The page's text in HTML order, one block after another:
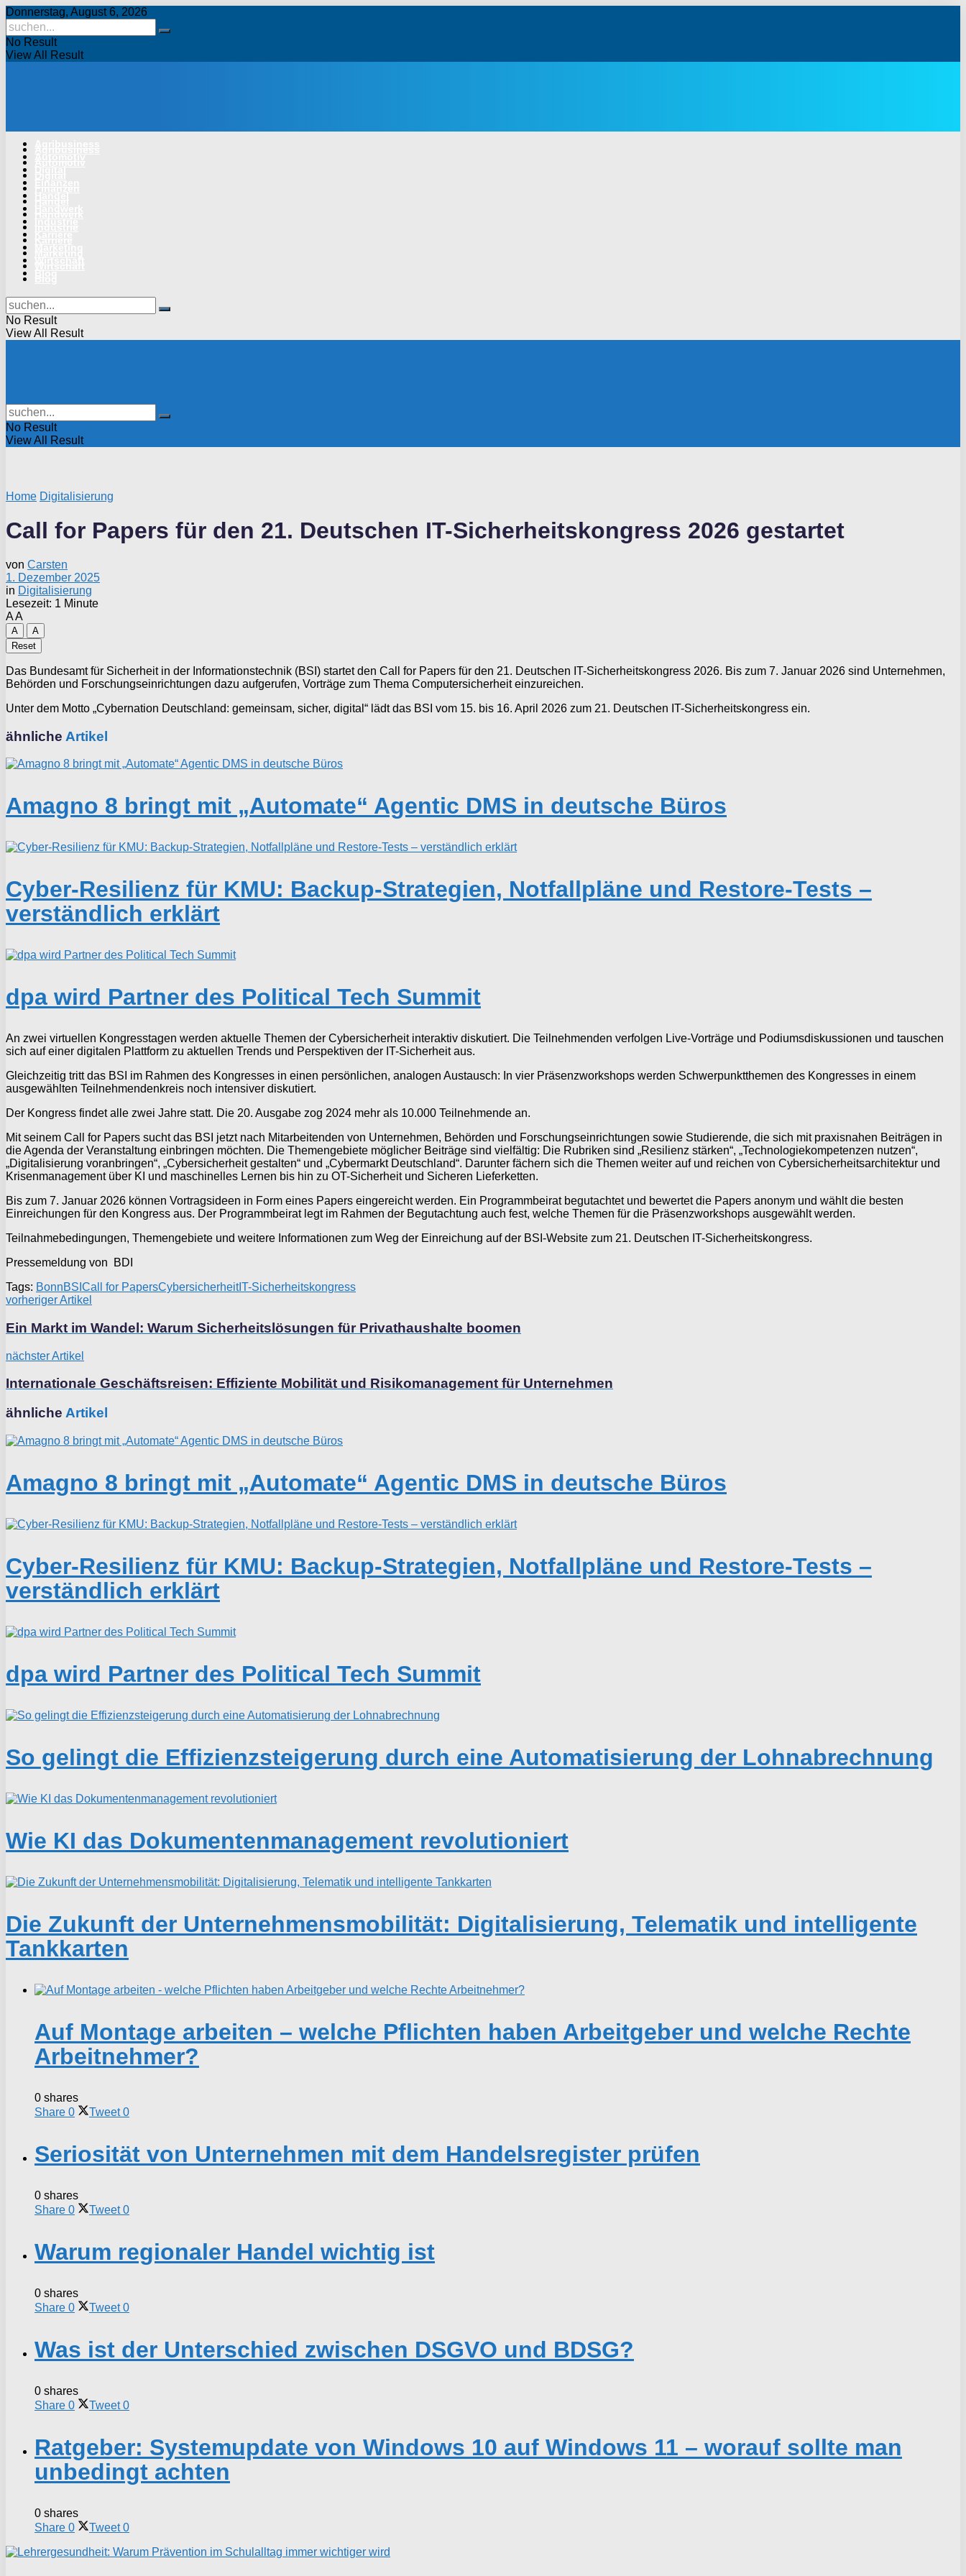
Donnerstag, August 6, 2026
No Result
View All Result
No Result
View All Result
No Result
View All Result
Home Digitalisierung
Call for Papers für den 21. Deutschen IT-Sicherheitskongress 2026 gestartet
von Carsten
1. Dezember 2025
in Digitalisierung
Lesezeit: 1 Minute
AA
A
A
Reset
Das Bundesamt für Sicherheit in der Informationstechnik (BSI) startet den Call for Papers für den 21. Deutschen IT-Sicherheitskongress 2026. Bis zum 7. Januar 2026 sind Unternehmen,
Behörden und Forschungseinrichtungen dazu aufgerufen, Vorträge zum Thema Computersicherheit einzureichen.
Unter dem Motto „Cybernation Deutschland: gemeinsam, sicher, digital“ lädt das BSI vom 15. bis 16. April 2026 zum 21. Deutschen IT-Sicherheitskongress ein.
ähnliche Artikel
Amagno 8 bringt mit „Automate“ Agentic DMS in deutsche Büros
Cyber-Resilienz für KMU: Backup-Strategien, Notfallpläne und Restore-Tests –
verständlich erklärt
dpa wird Partner des Political Tech Summit
An zwei virtuellen Kongresstagen werden aktuelle Themen der Cybersicherheit interaktiv diskutiert. Die Teilnehmenden verfolgen Live-Vorträge und Podiumsdiskussionen und tauschen
sich auf einer digitalen Plattform zu aktuellen Trends und Perspektiven der IT-Sicherheit aus.
Gleichzeitig tritt das BSI im Rahmen des Kongresses in einen persönlichen, analogen Austausch: In vier Präsenzworkshops werden Schwerpunktthemen des Kongresses in einem
ausgewählten Teilnehmendenkreis noch intensiver diskutiert.
Der Kongress findet alle zwei Jahre statt. Die 20. Ausgabe zog 2024 mehr als 10.000 Teilnehmende an.
Mit seinem Call for Papers sucht das BSI jetzt nach Mitarbeitenden von Unternehmen, Behörden und Forschungseinrichtungen sowie Studierende, die sich mit praxisnahen Beiträgen in
die Agenda der Veranstaltung einbringen möchten. Die Themengebiete möglicher Beiträge sind vielfältig: Die Rubriken sind „Resilienz stärken“, „Technologiekompetenzen nutzen“,
„Digitalisierung voranbringen“, „Cybersicherheit gestalten“ und „Cybermarkt Deutschland“. Darunter fächern sich die Themen weiter auf und reichen von Cybersicherheitsarchitektur und
Krisenmanagement über KI und maschinelles Lernen bis hin zu OT-Sicherheit und Sicheren Lieferketten.
Bis zum 7. Januar 2026 können Vortragsideen in Form eines Papers eingereicht werden. Ein Programmbeirat begutachtet und bewertet die Papers anonym und wählt die besten
Einreichungen für den Kongress aus. Der Programmbeirat legt im Rahmen der Begutachtung auch fest, welche Themen für die Präsenzworkshops ausgewählt werden.
Teilnahmebedingungen, Themengebiete und weitere Informationen zum Weg der Einreichung auf der BSI-Website zum 21. Deutschen IT-Sicherheitskongress.
Pressemeldung von BDI
Tags: BonnBSI Call for PapersCybersicherheitIT-Sicherheitskongress
vorheriger Artikel
Ein Markt im Wandel: Warum Sicherheitslösungen für Privathaushalte boomen
nächster Artikel
Internationale Geschäftsreisen: Effiziente Mobilität und Risikomanagement für Unternehmen
ähnliche Artikel
Amagno 8 bringt mit „Automate“ Agentic DMS in deutsche Büros
Cyber-Resilienz für KMU: Backup-Strategien, Notfallpläne und Restore-Tests –
verständlich erklärt
dpa wird Partner des Political Tech Summit
So gelingt die Effizienzsteigerung durch eine Automatisierung der Lohnabrechnung
Wie KI das Dokumentenmanagement revolutioniert
Die Zukunft der Unternehmensmobilität: Digitalisierung, Telematik und intelligente
Tankkarten
Auf Montage arbeiten – welche Pflichten haben Arbeitgeber und welche Rechte
Arbeitnehmer?
0 shares
Share 0 Tweet 0
Seriosität von Unternehmen mit dem Handelsregister prüfen
0 shares
Share 0 Tweet 0
Warum regionaler Handel wichtig ist
0 shares
Share 0 Tweet 0
Was ist der Unterschied zwischen DSGVO und BDSG?
0 shares
Share 0 Tweet 0
Ratgeber: Systemupdate von Windows 10 auf Windows 11 – worauf sollte man
unbedingt achten
0 shares
Share 0 Tweet 0